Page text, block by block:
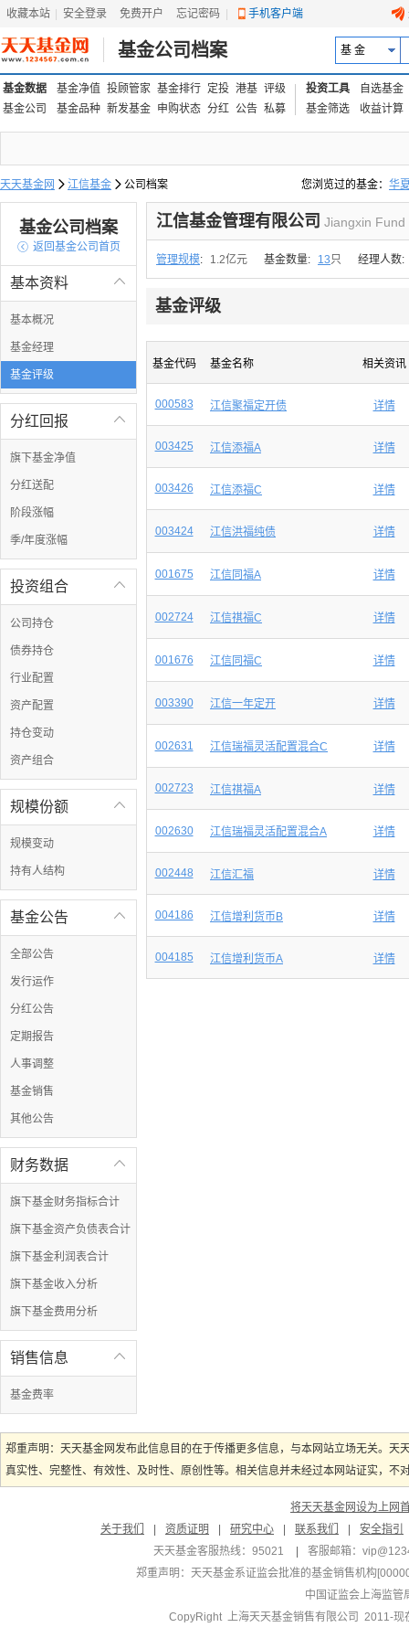
收藏本站 安全登录 免费开户 忘记密码 手机客户端
基金公司档案 基 金
基金数据 基金净值 投顾管家 基金排行 定投 港基 评级
基金公司
基金品种 新发基金 申购状态 分红 公告 私募
投资工具
自选基金
基金筛选
收益计算
天天基金网  江信基金  公司档案 您浏览过的基金： 华
易方达上证中盘ETF联
基金公司档案
 返回基金公司首页

基本资料
基本概况
基金经理
基金评级

分红回报
旗下基金净值
分红送配
阶段涨幅
季/年度涨幅

投资组合
公司持仓
债券持仓
行业配置
资产配置
持仓变动
资产组合

规模份额
规模变动
持有人结构

基金公告
全部公告
发行运作
分红公告
定期报告
人事调整
基金销售
其他公告

财务数据
旗下基金财务指标合计
旗下基金资产负债表合计
旗下基金利润表合计
旗下基金收入分析
旗下基金费用分析

销售信息
基金费率
江信基金管理有限公司 Jiangxin
管理规模: 1.2亿元 基金数量: 13只 经理人数:
基金评级
基金代码 基金名称 相关资讯
000583 江信聚福定开债 详情
003425 江信添福A 详情
003426 江信添福C 详情
003424 江信洪福纯债 详情
001675 江信同福A 详情
002724 江信祺福C 详情
001676 江信同福C 详情
003390 江信一年定开 详情
002631 江信瑞福灵活配置混合C 详情
002723 江信祺福A 详情
002630 江信瑞福灵活配置混合A 详情
002448 江信汇福 详情
004186 江信增利货币B 详情
004185 江信增利货币A 详情
郑重声明：天天基金网发布此信息目的在于传播更多信息，与本网站立场无关。
真实性、完整性、有效性、及时性、原创性等。相关信息并未经过本网站证实，
将天天基金网设为上网
关于我们
资质证明 研究中心 联系我们
安全指引
天天基金客服热线：95021
客服邮箱：
郑重声明： 天天基金系证监会批准的基金销售机构
中国证监会上海监管
CopyRight 上海天天基金销售有限公司 2011-